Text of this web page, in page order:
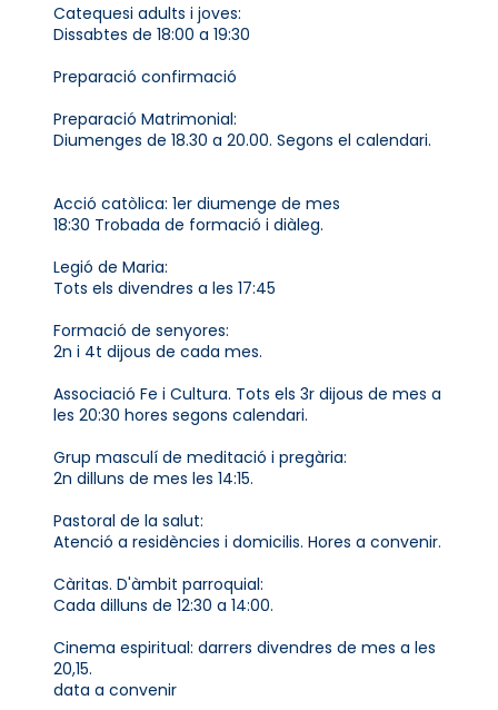
Catequesi adults i joves:
Dissabtes de 18:00 a 19:30
Preparació confirmació
Preparació Matrimonial:
Diumenges de 18.30 a 20.00. Segons el calendari.
Acció catòlica: 1er diumenge de mes
18:30 Trobada de formació i diàleg.
Legió de Maria:
Tots els divendres a les 17:45
Formació de senyores:
2n i 4t dijous de cada mes.
Associació Fe i Cultura. Tots els 3r dijous de mes a
les 20:30 hores segons calendari.
Grup masculí de meditació i pregària:
2n dilluns de mes les 14:15.
Pastoral de la salut:
Atenció a residències i domicilis. Hores a convenir.
Càritas. D'àmbit parroquial:
Cada dilluns de 12:30 a 14:00.
Cinema espiritual: darrers divendres de mes a les
20,15.
data a convenir